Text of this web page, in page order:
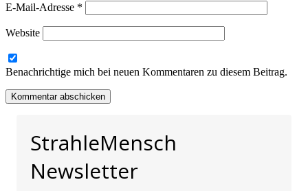
E-Mail-Adresse *
Website
Benachrichtige mich bei neuen Kommentaren zu diesem Beitrag.
StrahleMensch
Newsletter